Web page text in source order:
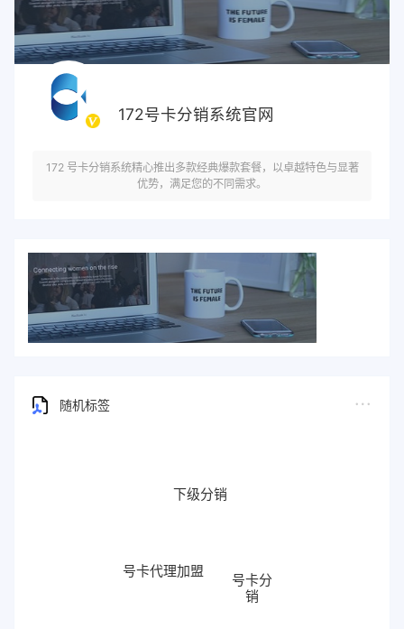
172号卡分销系统官网
172 号卡分销系统精心推出多款经典爆款套餐，以卓越特色与显著
优势，满足您的不同需求。
随机标签
销